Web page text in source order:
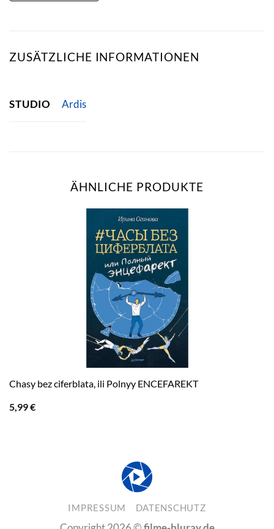
ZUSÄTZLICHE INFORMATIONEN
STUDIO Ardis
ÄHNLICHE PRODUKTE
Chasy bez ciferblata, ili Polnyy ENCEFAREKT
5,99€
IMPRESSUM DATENSCHUTZ